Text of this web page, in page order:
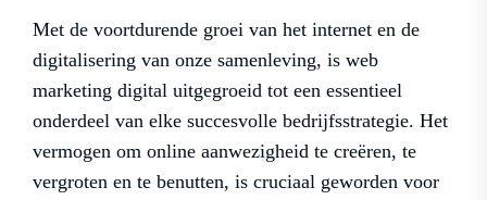
Met de voortdurende groei van het internet en de
digitalisering van onze samenleving, is web
marketing digital uitgegroeid tot een essentieel
onderdeel van elke succesvolle bedrijfsstrategie. Het
vermogen om online aanwezigheid te creëren, te
vergroten en te benutten, is cruciaal geworden voor